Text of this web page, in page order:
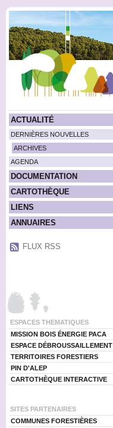
ACTUALITÉ
DERNIÈRES NOUVELLES
ARCHIVES
AGENDA
DOCUMENTATION
CARTOTHÈQUE
LIENS
ANNUAIRES
FLUX RSS
ESPACES THEMATIQUES
MISSION BOIS ÉNERGIE PACA
ESPACE DÉBROUSSAILLEMENT
TERRITOIRES FORESTIERS
PIN D'ALEP
CARTOTHÈQUE INTERACTIVE
SITES PARTENAIRES
COMMUNES FORESTIÈRES